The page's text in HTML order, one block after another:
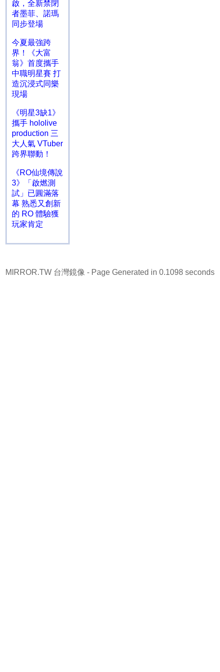
啟，全新禁閉
者墨菲、諾瑪
同步登場
今夏最強跨
界！《大富
翁》首度攜手
中職明星賽 打
造沉浸式同樂
現場
《明星3缺1》
攜手 hololive
production 三
大人氣 VTuber
跨界聯動！
《RO仙境傳說
3》「啟燃測
試」已圓滿落
幕 熟悉又創新
的 RO 體驗獲
玩家肯定
MIRROR.TW 台灣鏡像 - Page Generated in 0.1098 seconds